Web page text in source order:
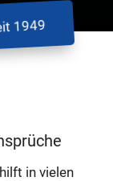
1949
in vielen